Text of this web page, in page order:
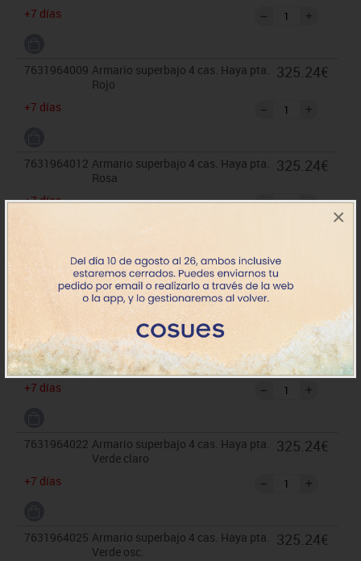
×
+7 días
7631964009 Armario superbajo 4 cas. Haya pta.
Rojo
+7 días
325.24€
7631964012 Armario superbajo 4 cas. Haya pta.
Rosa
+7 días
325.24€
7631964017 Armario superbajo 4 cas. Haya pta.
Azul claro
+7 días
325.24€
7631964018 Armario superbajo 4 cas. Haya pta.
Azul osc.
+7 días
325.24€
7631964022 Armario superbajo 4 cas. Haya pta.
Verde claro
+7 días
325.24€
7631964025 Armario superbajo 4 cas. Haya pta.
Verde osc.
325.24€